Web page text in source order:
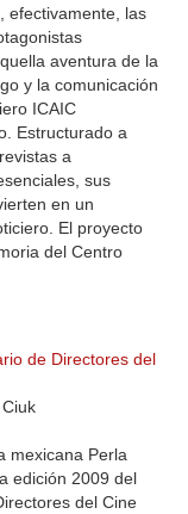
efectivamente, las
aventura de la
y la comunicación
ICAIC
Estructurado a
a
sus
en un
El proyecto
del Centro
de Directores del
mexicana Perla
edición 2009 del
del Cine